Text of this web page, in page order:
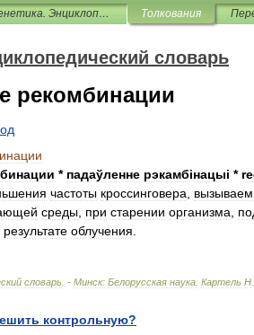
Генетика. Энциклопедический словарь Толкования
словарь
рекомбинации
* падаўленне рэкамбінацыі *
частоты кроссинговера
среды при старении организма
результате облучения
словарь . - Минск: Белорусская наука Картель Н
контрольную?